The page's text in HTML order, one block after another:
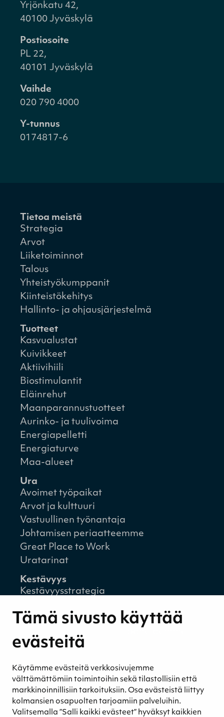
Tämä sivusto käyttää
evästeitä
Käytämme evästeitä verkkosivujemme
välttämättömiin toimintoihin sekä tilastollisiin että
markkinoinnillisiin tarkoituksiin. Osa evästeistä liittyy
kolmansien osapuolten tarjoamiin palveluihin.
Valitsemalla ”Salli kaikki evästeet” hyväksyt kaikkien
Yrjönkatu 42,
40100 Jyväskylä
Postiosoite
PL 22,
40101 Jyväskylä
Vaihde
020 790 4000
Y-tunnus
0174817-6
Tietoa meistä
Strategia
Arvot
Liiketoiminnot
Talous
Yhteistyökumppanit
Kiinteistökehitys
Hallinto- ja ohjausjärjestelmä
Tuotteet
Kasvualustat
Kuivikkeet
Aktiivihiili
Biostimulantit
Eläinrehut
Maanparannustuotteet
Aurinko- ja tuulivoima
Energiapelletti
Energiaturve
Maa-alueet
Ura
Avoimet työpaikat
Arvot ja kulttuuri
Vastuullinen työnantaja
Johtamisen periaatteemme
Great Place to Work
Uratarinat
Kestävyys
Kestävyysstrategia
Ympäristövastuu
hyvinvointi
Turvetuotannon kestävyys
Kestävyyden johtaminen
Retkeilykohteet